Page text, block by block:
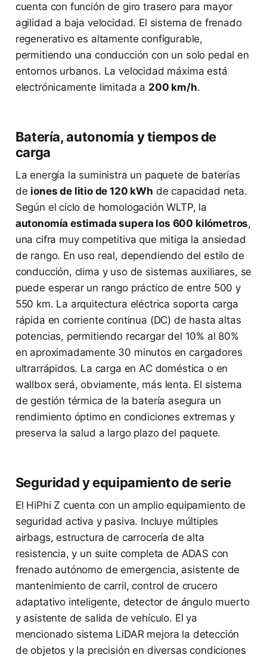
cuenta con función de giro trasero para mayor
agilidad a baja velocidad. El sistema de frenado
regenerativo es altamente configurable,
permitiendo una conducción con un solo pedal en
entornos urbanos. La velocidad máxima está
electrónicamente limitada a 200 km/h.
Batería, autonomía y tiempos de
carga
La energía la suministra un paquete de baterías
de iones de litio de 120 kWh de capacidad neta.
Según el ciclo de homologación WLTP, la
autonomía estimada supera los 600 kilómetros,
una cifra muy competitiva que mitiga la ansiedad
de rango. En uso real, dependiendo del estilo de
conducción, clima y uso de sistemas auxiliares, se
puede esperar un rango práctico de entre 500 y
550 km. La arquitectura eléctrica soporta carga
rápida en corriente continua (DC) de hasta altas
potencias, permitiendo recargar del 10% al 80%
en aproximadamente 30 minutos en cargadores
ultrarrápidos. La carga en AC doméstica o en
wallbox será, obviamente, más lenta. El sistema
de gestión térmica de la batería asegura un
rendimiento óptimo en condiciones extremas y
preserva la salud a largo plazo del paquete.
Seguridad y equipamiento de serie
El HiPhi Z cuenta con un amplio equipamiento de
seguridad activa y pasiva. Incluye múltiples
airbags, estructura de carrocería de alta
resistencia, y un suite completa de ADAS con
frenado autónomo de emergencia, asistente de
mantenimiento de carril, control de crucero
adaptativo inteligente, detector de ángulo muerto
y asistente de salida de vehículo. El ya
mencionado sistema LiDAR mejora la detección
de objetos y la precisión en diversas condiciones